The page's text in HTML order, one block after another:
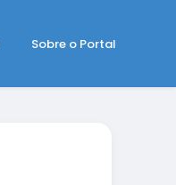
Sobre o Portal